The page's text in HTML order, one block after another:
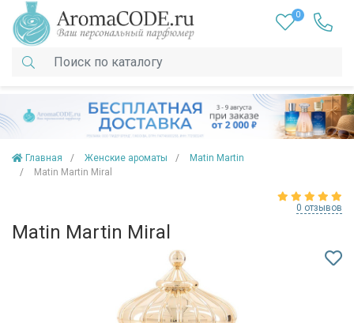
0
Главная Женские ароматы
Matin Martin
Matin Martin Miral
0 отзывов
Matin Martin Miral